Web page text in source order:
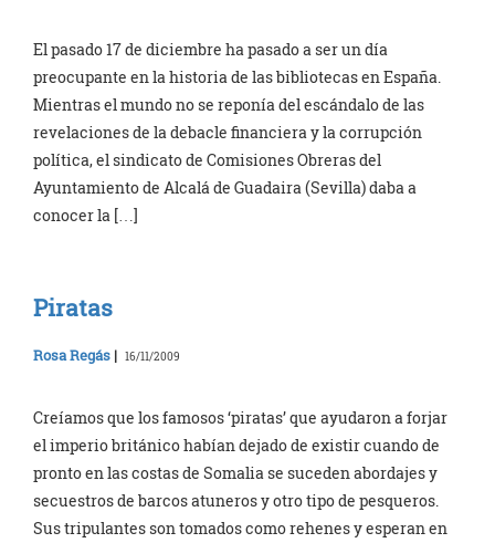
El pasado 17 de diciembre ha pasado a ser un día
preocupante en la historia de las bibliotecas en España.
Mientras el mundo no se reponía del escándalo de las
revelaciones de la debacle financiera y la corrupción
política, el sindicato de Comisiones Obreras del
Ayuntamiento de Alcalá de Guadaira (Sevilla) daba a
conocer la […]
Piratas
Rosa Regás | 16/11/2009
Creíamos que los famosos ‘piratas’ que ayudaron a forjar
el imperio británico habían dejado de existir cuando de
pronto en las costas de Somalia se suceden abordajes y
secuestros de barcos atuneros y otro tipo de pesqueros.
Sus tripulantes son tomados como rehenes y esperan en